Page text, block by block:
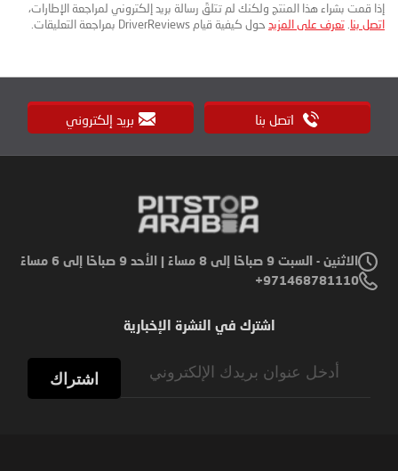
إذا قمت بشراء هذا المنتج ولكنك لم تتلقَ رسالة بريد إلكتروني لمراجعة الإطارات،
اتصل بنا. تعرف على المزيد حول كيفية قيام DriverReviews بمراجعة التعليقات.
اتصل بنا بريد إلكتروني
الاثنين - السبت 9 صباحًا إلى 8 مساءً | الأحد 9 صباحًا إلى 6 مساءً
971468781110+
اشترك في النشرة الإخبارية
اشتراك